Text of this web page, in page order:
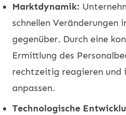
Marktdynamik:
schnellen Veränderungen
gegenüber. Durch eine
Ermittlung des
rechtzeitig reagieren und
anpassen.
Technologische